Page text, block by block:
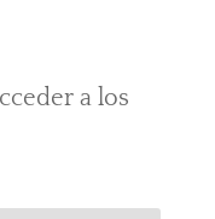
a los